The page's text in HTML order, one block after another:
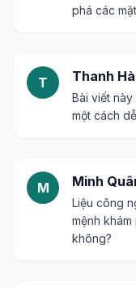
phá các
T Thanh Hà
Bài viết
một cách
M Minh
Liệu công
mệnh
không?